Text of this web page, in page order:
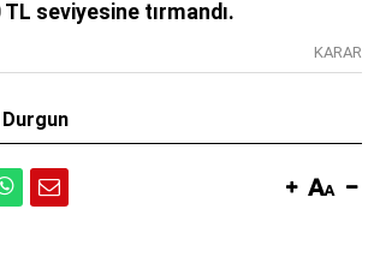
seviyesine tırmandı.
KARAR
Durgun